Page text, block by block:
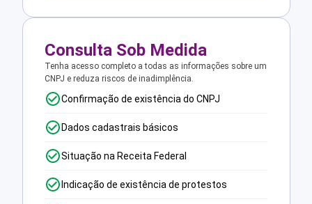
Consulta Sob Medida
Tenha acesso completo a todas as informações sobre um
CNPJ e reduza riscos de inadimplência.
Confirmação de existência do CNPJ
Dados cadastrais básicos
Situação na Receita Federal
Indicação de existência de protestos